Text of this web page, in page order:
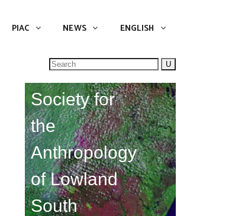
PIAC NEWS ENGLISH
Search
for:
Society for
the
Anthropology
of Lowland
South